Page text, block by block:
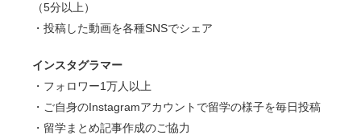
（5分以上）
・投稿した動画を各種SNSでシェア
インスタグラマー
・フォロワー1万人以上
・ご自身のInstagramアカウントで留学の様子を毎日投稿
・留学まとめ記事作成のご協力